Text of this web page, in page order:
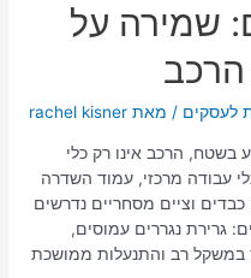
שמירה על
הרכב
לעסקים / מאתrachel kisner
בשטח, הרכב אינו רק כלי
עבודה מרכזי, עמוד השדרה
וציים מסחריים נדרשים
גרירת נגררים עמוסים,
במשקל רב והתנעלות ממושכת